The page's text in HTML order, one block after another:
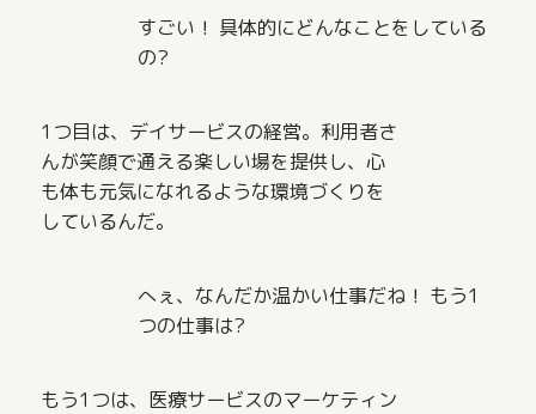
すごい！ 具体的にどんなことをしている
の?
1つ目は、デイサービスの経営。利用者さ
んが笑顔で通える楽しい場を提供し、心
も体も元気になれるような環境づくりを
しているんだ。
へぇ、なんだか温かい仕事だね！ もう1
つの仕事は?
もう1つは、医療サービスのマーケティン